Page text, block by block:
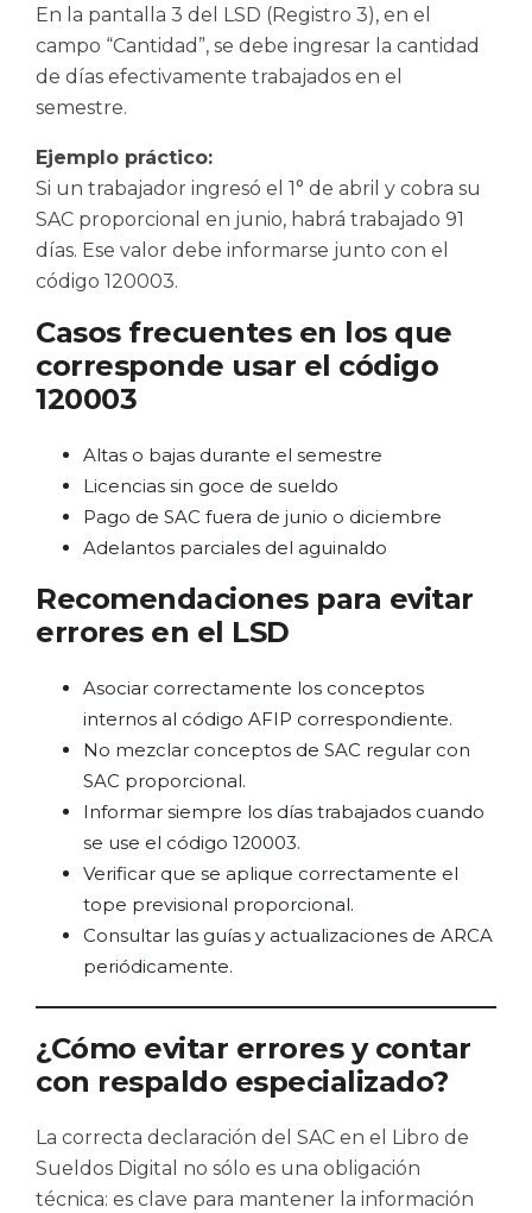
En la pantalla 3 del LSD (Registro 3), en el
campo “Cantidad”, se debe ingresar la cantidad
de días efectivamente trabajados en el
semestre.
Ejemplo práctico:
Si un trabajador ingresó el 1° de abril y cobra su
SAC proporcional en junio, habrá trabajado 91
días. Ese valor debe informarse junto con el
código 120003.
Casos frecuentes en los que
corresponde usar el código
120003
Altas o bajas durante el semestre
Licencias sin goce de sueldo
Pago de SAC fuera de junio o diciembre
Adelantos parciales del aguinaldo
Recomendaciones para evitar
errores en el LSD
Asociar correctamente los conceptos
internos al código AFIP correspondiente.
No mezclar conceptos de SAC regular con
SAC proporcional.
Informar siempre los días trabajados cuando
se use el código 120003.
Verificar que se aplique correctamente el
tope previsional proporcional.
Consultar las guías y actualizaciones de ARCA
periódicamente.
¿Cómo evitar errores y contar
con respaldo especializado?
La correcta declaración del SAC en el Libro de
Sueldos Digital no sólo es una obligación
técnica: es clave para mantener la información